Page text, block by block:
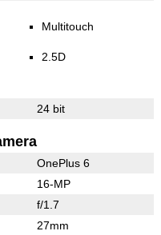
Multitouch
2.5D
24 bit
OnePlus 6
16-MP
f/1.7
27mm